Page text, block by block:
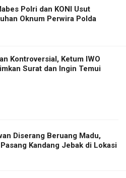
Polri dan KONI Usut
Oknum Perwira Polda
Kontroversial, Ketum IWO
Surat dan Ingin Temui
Diserang Beruang Madu,
Kandang Jebak di Lokasi